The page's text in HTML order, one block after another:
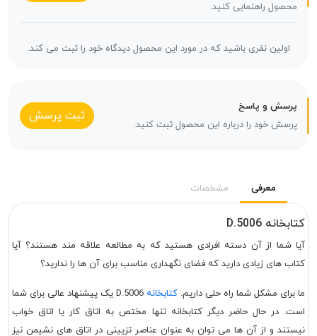
محصول راهنمایی کنید.
اولین نفری باشید که در مورد این محصول دیدگاه خود را ثبت می کند.
پرسش و پاسخ
پرسش خود را درباره این محصول ثبت کنید.
ثبت پرسش
معرفی مشخصات
کتابخانه D.5006
آیا شما از آن دسته افرادی هستید که به مطالعه علاقه مند هستند؟ آیا
کتاب های زیادی دارید که فضای نگهداری مناسب برای آن ها را ندارید؟
ما برای مشکل شما راه حلی داریم. کتابخانه
D.5006 یک پیشنهاد عالی برای شما
است. در حال حاضر دیگر کتابخانه تنها مختص به اتاق کار یا اتاق خواب
نیستند و از آن ها می توان به عنوان عناصر تزیینی در اتاق های نشیمن نیز